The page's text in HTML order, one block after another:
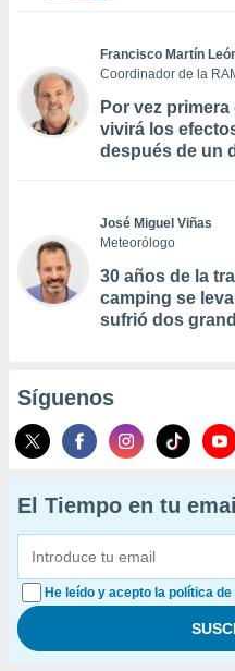
Francisco Martín
Coordinador de la
Por vez
vivirá los
después de un
José Miguel Viñas
Meteorólogo
30 años de la
camping se
sufrió dos
Síguenos
El Tiempo en tu email
He leído y acepto la política